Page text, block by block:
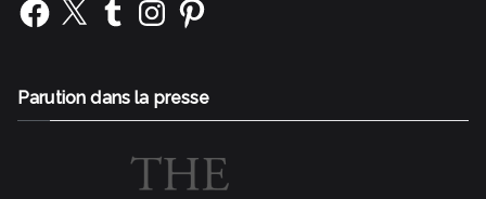
Parution dans la presse